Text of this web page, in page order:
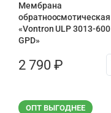
Мембрана
обратноосмотическая
«Vontron ULP 3013-600
GPD»
2 790 ₽
ОПТ ВЫГОДНЕЕ